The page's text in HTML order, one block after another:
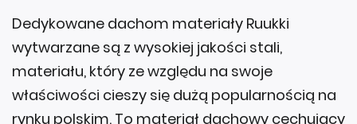
Dedykowane dachom materiały Ruukki
wytwarzane są z wysokiej jakości stali,
materiału, który ze względu na swoje
właściwości cieszy się dużą popularnością na
rynku polskim. To materiał dachowy cechujący